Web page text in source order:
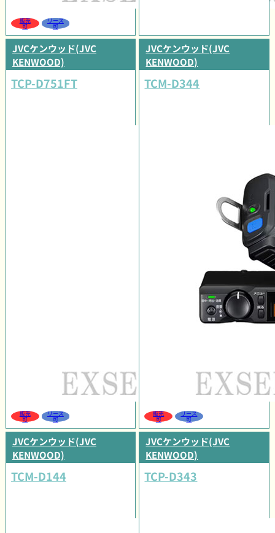
販売
可
リース
可
JVCケンウッド(JVC
KENWOOD)
TCP-D751FT
販売
可
リース
可
JVCケンウッド(JVC
KENWOOD)
TCM-D344
販売
可
リース
可
JVCケンウッド(JVC
KENWOOD)
TCM-D144
JVCケンウッド(JVC
KENWOOD)
TCP-D343